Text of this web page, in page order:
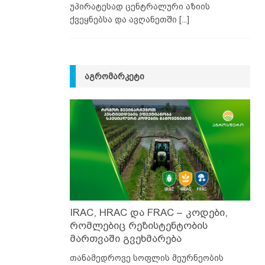
უპირატესად ცენტრალური აზიის
ქვეყნებსა და ავღანეთში [...]
ᲐᲒᲠᲝᲛᲐᲠᲙᲔᲢᲘ
IRAC, HRAC და FRAC – კოდები,
რომლებიც რეზისტენტობის
მართვაში გვეხმარება
თანამედროვე სოფლის მეურნეობის